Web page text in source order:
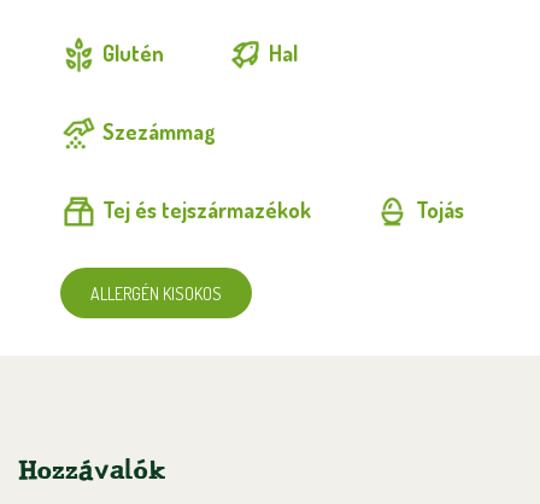
Glutén Hal
Szezámmag
Tej és tejszármazékok Tojás
ALLERGÉN KISOKOS
Hozzávalók